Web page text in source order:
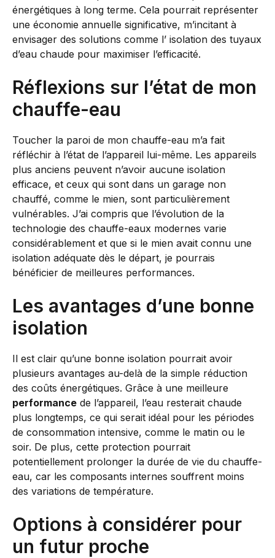
énergétiques à long terme. Cela pourrait représenter
une économie annuelle significative, m’incitant à
envisager des solutions comme l’ isolation des tuyaux
d’eau chaude pour maximiser l’efficacité.
Réflexions sur l’état de mon
chauffe-eau
Toucher la paroi de mon chauffe-eau m’a fait
réfléchir à l’état de l’appareil lui-même. Les appareils
plus anciens peuvent n’avoir aucune isolation
efficace, et ceux qui sont dans un garage non
chauffé, comme le mien, sont particulièrement
vulnérables. J’ai compris que l’évolution de la
technologie des chauffe-eaux modernes varie
considérablement et que si le mien avait connu une
isolation adéquate dès le départ, je pourrais
bénéficier de meilleures performances.
Les avantages d’une bonne
isolation
Il est clair qu’une bonne isolation pourrait avoir
plusieurs avantages au-delà de la simple réduction
des coûts énergétiques. Grâce à une meilleure
performance de l’appareil, l’eau resterait chaude
plus longtemps, ce qui serait idéal pour les périodes
de consommation intensive, comme le matin ou le
soir. De plus, cette protection pourrait
potentiellement prolonger la durée de vie du chauffe-
eau, car les composants internes souffrent moins
des variations de température.
Options à considérer pour
un futur proche